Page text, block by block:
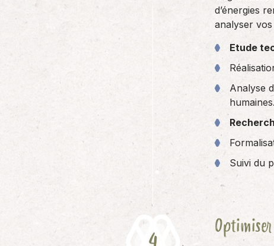
d’énergies
analyser
Etude
Analyse
Suivi du